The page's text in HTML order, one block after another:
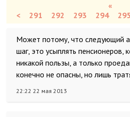
«
<
291 292 293 294 295
Может потому, что следующий
шаг, это усыплять пенсионеров,
никакой пользы, а только
конечно не опасны, но лишь
22:22 22 мая 2013